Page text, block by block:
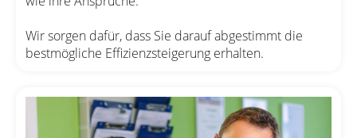
Wir sorgen dafür, dass Sie darauf abgestimmt die
bestmögliche Effizienzsteigerung erhalten.